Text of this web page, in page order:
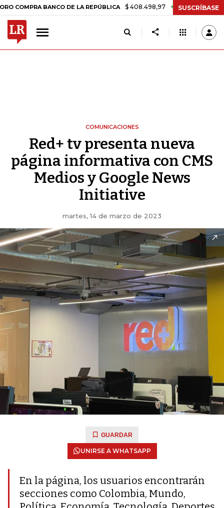
BANCO DE LA REPÚBLICA $ 408.498,97 +$ 8.753,81 +2,19%
SUSCRÍBASE
COMUNICACIONES
Red+ tv presenta nueva
página informativa con CMS
Medios y Google News
Initiative
martes, 14 de marzo de 2023
GUARDAR
UNIRSE A WHATSAPP
En la página, los usuarios encontrarán
secciones como Colombia, Mundo,